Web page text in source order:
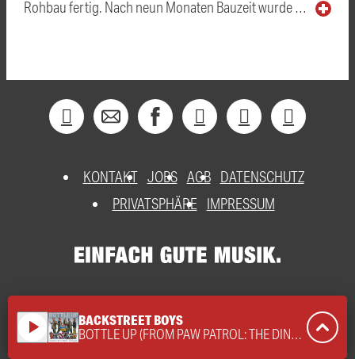
Rohbau fertig. Nach neun Monaten Bauzeit wurde …
KONTAKT JOBS AGB DATENSCHUTZ
PRIVATSPHÄRE
IMPRESSUM
play_arrow BACKSTREET BOYS
BOTTLE UP (FROM PAW PATROL: THE DINO MOVIE)